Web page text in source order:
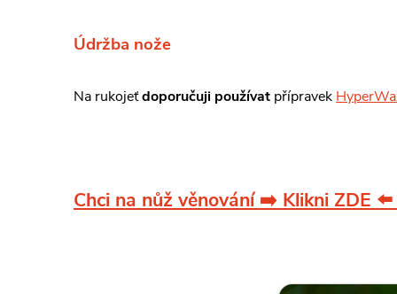
Údržba nože
Na rukojeťdoporučuji používat přípravek
Chci na nůž věnování ➡️ Klikni ZDE ⬅️